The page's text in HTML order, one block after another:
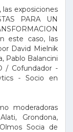
exposiciones
PARA UN
este caso, las
David Mielnik
Pablo Balancini
/ Cofundador -
- Socio en
moderadoras
Grondona,
Socia de